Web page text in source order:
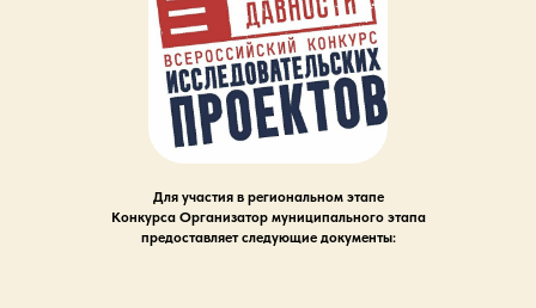
Для участия в региональном этапе
Конкурса Организатор муниципального этапа
предоставляет следующие документы: